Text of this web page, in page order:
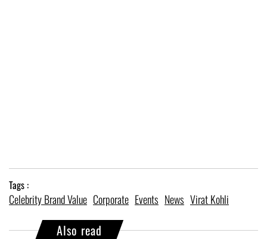
Tags :
Celebrity Brand Value Corporate Events News Virat Kohli
Also read